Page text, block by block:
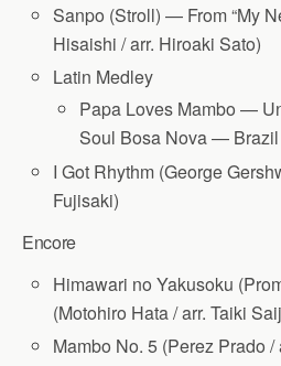
Sanpo (Stroll) — From “My
Hisaishi / arr. Hiroaki Sato)
Latin Medley
Papa Loves Mambo —
Soul Bosa Nova — Brazil
I Got Rhythm (George
Fujisaki)
Encore
Himawari no Yakusoku
(Motohiro Hata / arr. Taiki
Mambo No. 5 (Perez Prado